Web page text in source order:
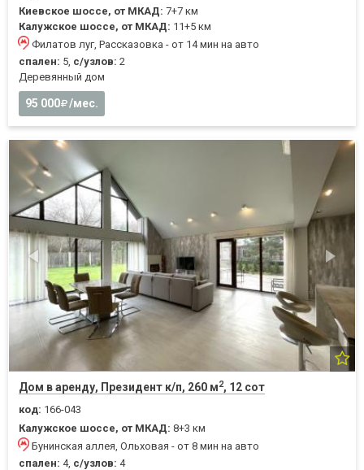
Киевское шоссе, от МКАД: 7+7 км
Калужское шоссе, от МКАД: 11+5 км
Филатов луг, Рассказовка - от 14 мин на авто
спален: 5, с/узлов: 2
Деревянный дом
95 000 /мес.
Дом в аренду, Президент к/п, 260 м2, 12 сот
код: 166-043
Калужское шоссе, от МКАД: 8+3 км
Бунинская аллея, Ольховая - от 8 мин на авто
спален: 4, с/узлов: 4